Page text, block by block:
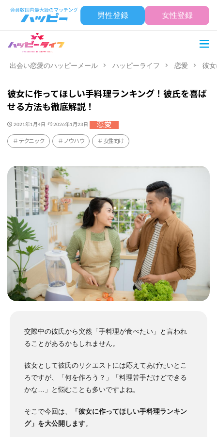
男性登録 女性登録
出会い恋愛のハッピーメール ハッピーライフ 恋愛 彼
彼女に作ってほしい手料理ランキング！彼氏を喜ば
せる方法も徹底解説！
2021年1月4日 2026年1月23日 恋愛
テクニック ノウハウ 女性向け
交際中の彼氏から突然「手料理が食べたい」と言われ
ることがあるかもしれません。
彼女として彼氏のリクエストには応えてあげたいとこ
ろですが、「何を作ろう？」「料理苦手だけどできる
かな…」と悩むことも多いですよね。
そこで今回は、
「彼女に作ってほしい手料理ランキン
グ」を大公開します。